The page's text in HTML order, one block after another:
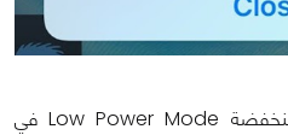
بمجرد تفعيل وضع الطاقة المنخفضة Low Power Mode في